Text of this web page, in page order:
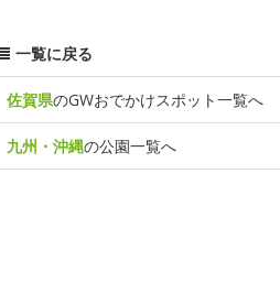
一覧に戻る
佐賀県のGWおでかけスポット一覧へ
九州・沖縄の公園一覧へ